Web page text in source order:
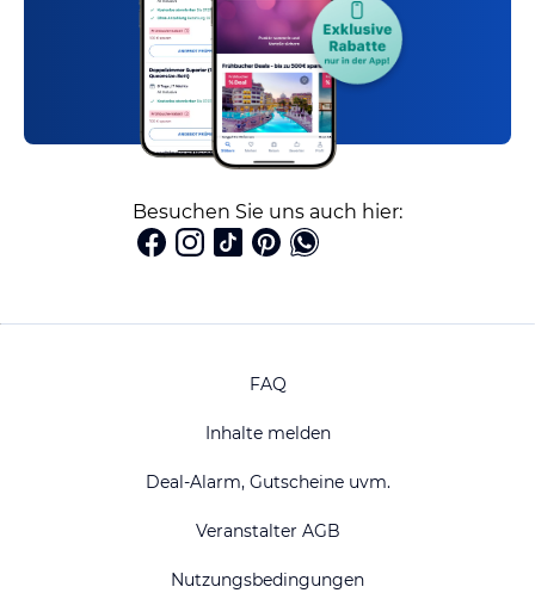
Besuchen Sie uns auch hier:
FAQ
Inhalte melden
Deal-Alarm, Gutscheine uvm.
Veranstalter AGB
Nutzungsbedingungen